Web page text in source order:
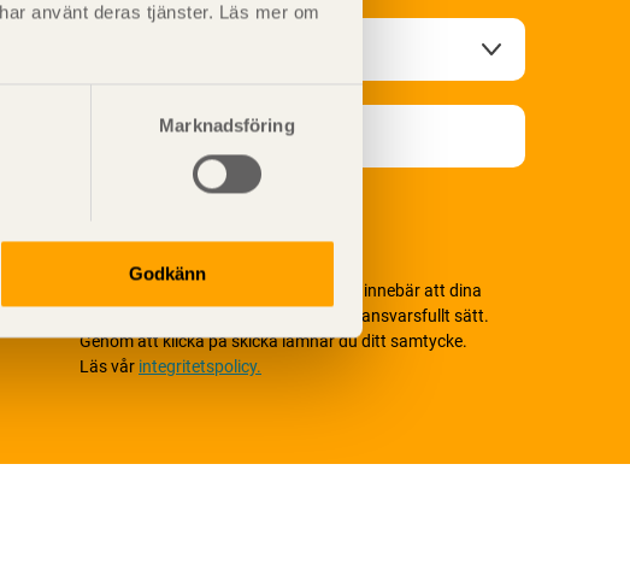
använt deras tjänster. Läs mer om
Marknadsföring
Godkänn
Vi värnar om personlig integritet vilket innebär att dina
personuppgifter alltid hanteras på ett ansvarsfullt sätt.
Genom att klicka på skicka lämnar du ditt samtycke.
Läs vår integritetspolicy.